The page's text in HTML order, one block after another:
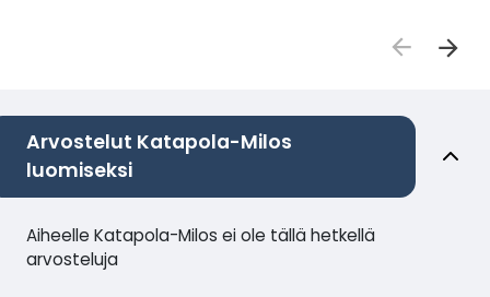
Arvostelut Katapola-Milos
luomiseksi
Aiheelle Katapola-Milos ei ole tällä hetkellä
arvosteluja